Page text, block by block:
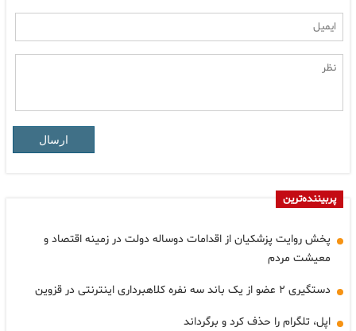
ارسال
پربیننده‌ترین
پخش روایت پزشکیان از اقدامات دوساله دولت در زمینه اقتصاد و
معیشت مردم
دستگیری ۲ عضو از یک باند سه نفره کلاهبرداری اینترنتی در قزوین
اپل، تلگرام را حذف کرد و برگرداند